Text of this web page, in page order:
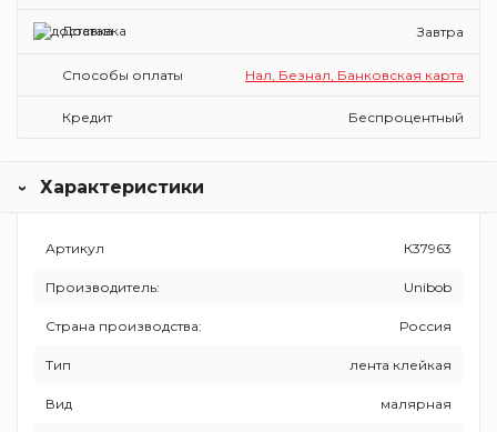
Доставка Завтра
Способы оплаты Нал, Безнал, Банковская карта
Кредит Беспроцентный
Характеристики
Артикул К37963
Производитель: Unibob
Страна производства: Россия
Тип лента клейкая
Вид малярная